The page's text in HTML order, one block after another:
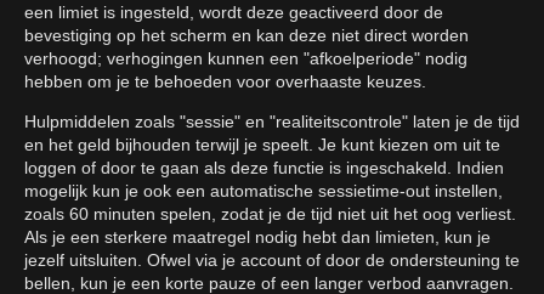
een limiet is ingesteld, wordt deze geactiveerd door de
bevestiging op het scherm en kan deze niet direct worden
verhoogd; verhogingen kunnen een "afkoelperiode" nodig
hebben om je te behoeden voor overhaaste keuzes.
Hulpmiddelen zoals "sessie" en "realiteitscontrole" laten je de tijd
en het geld bijhouden terwijl je speelt. Je kunt kiezen om uit te
loggen of door te gaan als deze functie is ingeschakeld. Indien
mogelijk kun je ook een automatische sessietime-out instellen,
zoals 60 minuten spelen, zodat je de tijd niet uit het oog verliest.
Als je een sterkere maatregel nodig hebt dan limieten, kun je
jezelf uitsluiten. Ofwel via je account of door de ondersteuning te
bellen, kun je een korte pauze of een langer verbod aanvragen.